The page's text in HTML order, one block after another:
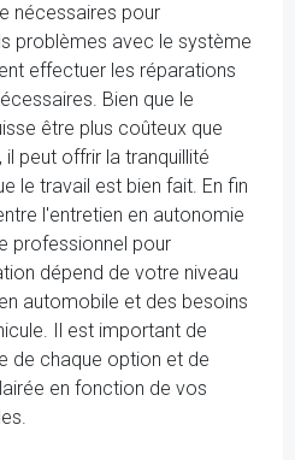
nécessaires pour
problèmes avec le système
effectuer les réparations
Bien que le
être plus coûteux que
peut offrir la tranquillité
le travail est bien fait. En fin
l'entretien en autonomie
professionnel pour
dépend de votre niveau
automobile et des besoins
Il est important de
de chaque option et de
en fonction de vos